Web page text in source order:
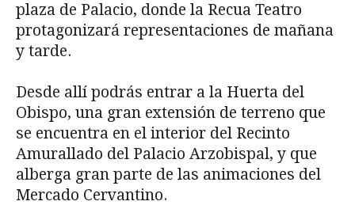
plaza de Palacio, donde la Recua Teatro
protagonizará representaciones de mañana
y tarde.
Desde allí podrás entrar a la Huerta del
Obispo, una gran extensión de terreno que
se encuentra en el interior del Recinto
Amurallado del Palacio Arzobispal, y que
alberga gran parte de las animaciones del
Mercado Cervantino.